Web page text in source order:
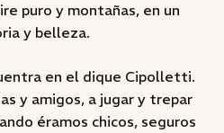
puro y montañas, en un
y belleza.
en el dique Cipolletti.
y amigos, a jugar y trepar
éramos chicos, seguros